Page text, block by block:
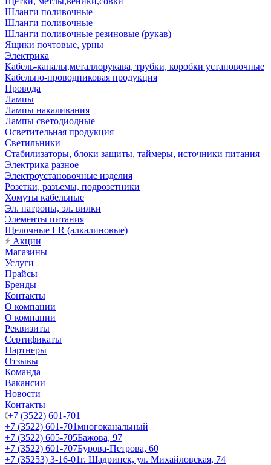
Шланги поливочные
Шланги поливочные
Шланги поливочные резиновые (рукав)
Ящики почтовые, урны
Электрика
Кабель-каналы,металлорукава, трубки, коробки установочные
Кабельно-проводниковая продукция
Провода
Лампы
Лампы накаливания
Лампы светодиодные
Осветительная продукция
Светильники
Стабилизаторы, блоки защиты, таймеры, источники питания
Электрика разное
Электроустановочные изделия
Розетки, разъемы, подрозетники
Хомуты кабельные
Эл. патроны, эл. вилки
Элементы питания
Щелочные LR (алкалиновые)
Акции
Магазины
Услуги
Прайсы
Бренды
Контакты
О компании
О компании
Реквизиты
Сертификаты
Партнеры
Отзывы
Команда
Вакансии
Новости
Контакты
+7 (3522) 601-701
+7 (3522) 601-701многоканальный
+7 (3522) 605-705Бажова, 97
+7 (3522) 601-707Бурова-Петрова, 60
+7 (35253) 3-16-01г. Шадринск, ул. Михайловская, 74